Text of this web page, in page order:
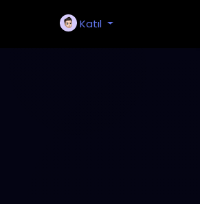
Katıl